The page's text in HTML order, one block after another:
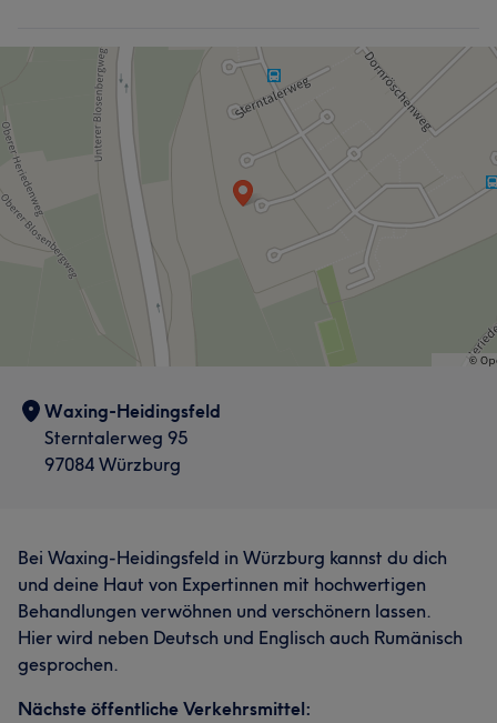
Waxing-Heidingsfeld
Sterntalerweg 95
97084 Würzburg
Bei Waxing-Heidingsfeld in Würzburg kannst du dich
und deine Haut von Expertinnen mit hochwertigen
Behandlungen verwöhnen und verschönern lassen.
Hier wird neben Deutsch und Englisch auch Rumänisch
gesprochen.
Nächste öffentliche Verkehrsmittel: